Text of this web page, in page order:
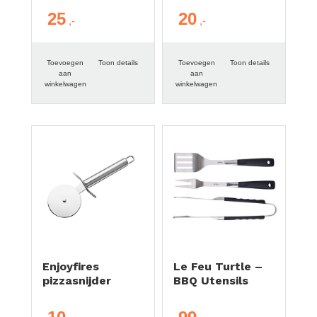
25
Toevoegen
aan
winkelwagen
Toon details
20
Toevoegen
aan
winkelwagen
Toon details
Enjoyfires
pizzasnijder
Le Feu Turtle –
BBQ Utensils